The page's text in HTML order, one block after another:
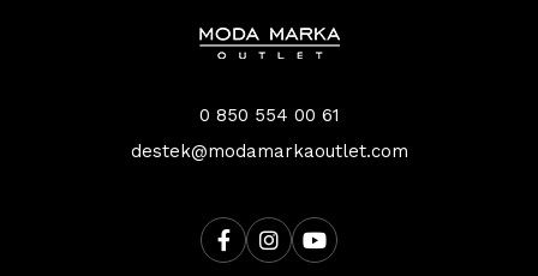
0 850 554 00 61
destek@modamarkaoutlet.com